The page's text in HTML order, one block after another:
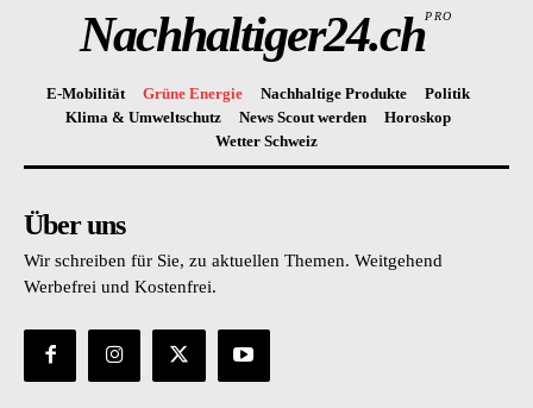
Nachhaltiger24.chPRO
E-Mobilität Grüne Energie Nachhaltige Produkte
Politik
Klima & Umweltschutz
News Scout werden
Horoskop
Wetter Schweiz
Über uns
Wir schreiben für Sie, zu aktuellen Themen. Weitgehend
Werbefrei und Kostenfrei.